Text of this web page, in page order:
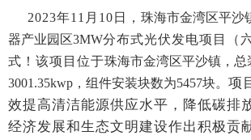
2023年11月10日， 珠海市金湾区平沙
器产业园区3MW分布式光伏发电项目 （
式 ！ 该项目位于珠海市金湾区平沙镇， 总
3001.35kwp，组件安装块数为5457块。 项
效提高清洁能源供应水平，降低碳排
经济发展和生态文明建设作出积极贡